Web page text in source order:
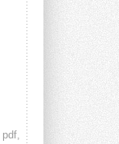
pdf,